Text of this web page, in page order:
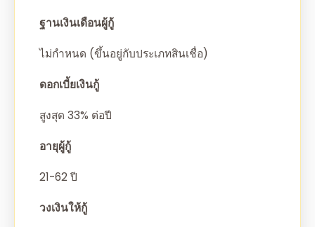
ฐานเงินเดือนผู้กู้
ไม่กำหนด (ขึ้นอยู่กับประเภทสินเชื่อ)
ดอกเบี้ยเงินกู้
สูงสุด 33% ต่อปี
อายุผู้กู้
21-62 ปี
วงเงินให้กู้